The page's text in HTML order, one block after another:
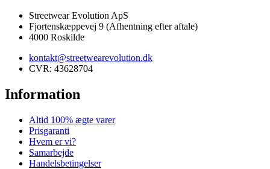
Streetwear Evolution ApS
Fjortenskæppevej 9 (Afhentning efter aftale)
4000 Roskilde
kontakt@streetwearevolution.dk
CVR: 43628704
Information
Altid 100% ægte varer
Prisgaranti
Hvem er vi?
Samarbejde
Handelsbetingelser